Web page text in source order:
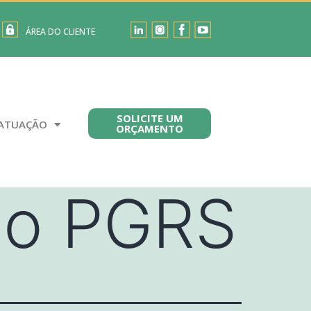
ÁREA DO CLIENTE
SOLICITE UM
ORÇAMENTO
PGRS